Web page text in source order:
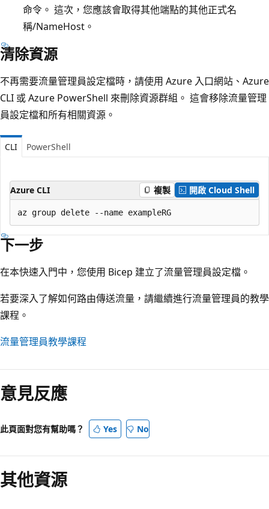
命令。 這次，您應該會取得其他端點的其他正式名
稱/NameHost。
清除資源
不再需要流量管理員設定檔時，請使用 Azure 入口網站、Azure
CLI 或 Azure PowerShell 來刪除資源群組。 這會移除流量管理
員設定檔和所有相關資源。
CLI PowerShell
Azure CLI 複製 開啟 Cloud Shell
下一步
在本快速入門中，您使用 Bicep 建立了流量管理員設定檔。
若要深入了解如何路由傳送流量，請繼續進行流量管理員的教學
課程。
流量管理員教學課程
意見反應
此頁面對您有幫助嗎？ Yes No
其他資源